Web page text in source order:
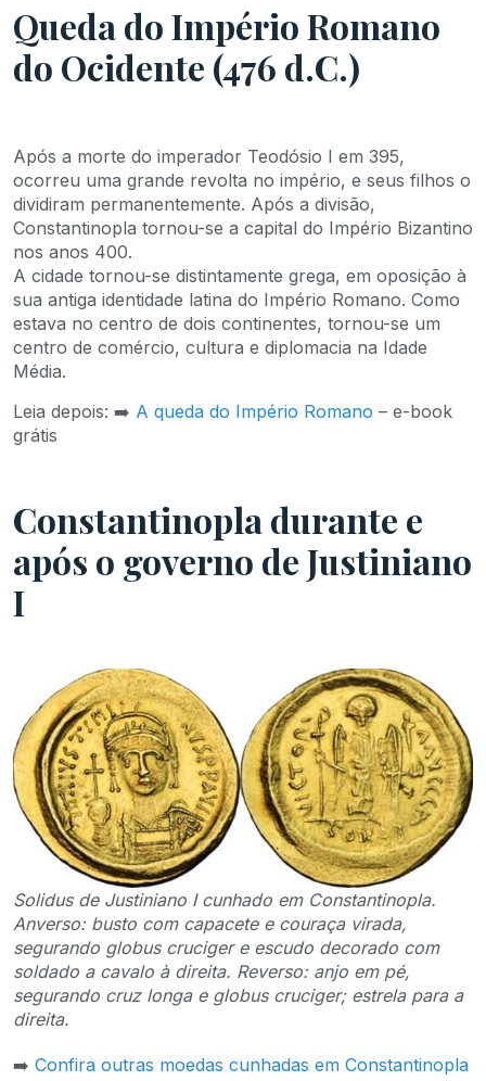
Queda do Império Romano
do Ocidente (476 d.C.)
Após a morte do imperador Teodósio I em 395,
ocorreu uma grande revolta no império, e seus filhos o
dividiram permanentemente. Após a divisão,
Constantinopla tornou-se a capital do Império Bizantino
nos anos 400.
A cidade tornou-se distintamente grega, em oposição à
sua antiga identidade latina do Império Romano. Como
estava no centro de dois continentes, tornou-se um
centro de comércio, cultura e diplomacia na Idade
Média.
Leia depois: ➡️ A queda do Império Romano – e-book
grátis
Constantinopla durante e
após o governo de Justiniano
I
Solidus de Justiniano I cunhado em Constantinopla.
Anverso: busto com capacete e couraça virada,
segurando globus cruciger e escudo decorado com
soldado a cavalo à direita. Reverso: anjo em pé,
segurando cruz longa e globus cruciger; estrela para a
direita.
➡️ Confira outras moedas cunhadas em Constantinopla